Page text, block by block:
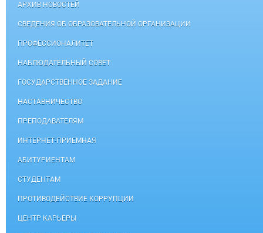
АРХИВ НОВОСТЕЙ
СВЕДЕНИЯ ОБ ОБРАЗОВАТЕЛЬНОЙ ОРГАНИЗАЦИИ
ПРОФЕССИОНАЛИТЕТ
НАБЛЮДАТЕЛЬНЫЙ СОВЕТ
ГОСУДАРСТВЕННОЕ ЗАДАНИЕ
НАСТАВНИЧЕСТВО
ПРЕПОДАВАТЕЛЯМ
ИНТЕРНЕТ-ПРИЕМНАЯ
АБИТУРИЕНТАМ
СТУДЕНТАМ
ПРОТИВОДЕЙСТВИЕ КОРРУПЦИИ
ЦЕНТР КАРЬЕРЫ